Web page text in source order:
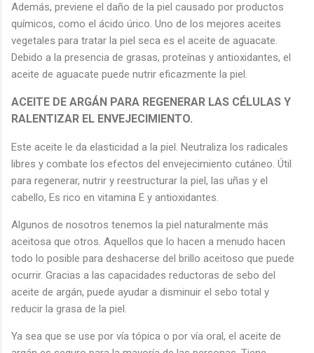
Además, previene el daño de la piel causado por productos
químicos, como el ácido úrico. Uno de los mejores aceites
vegetales para tratar la piel seca es el aceite de aguacate.
Debido a la presencia de grasas, proteínas y antioxidantes, el
aceite de aguacate puede nutrir eficazmente la piel.
ACEITE DE ARGÁN PARA REGENERAR LAS CÉLULAS Y
RALENTIZAR EL ENVEJECIMIENTO.
Este aceite le da elasticidad a la piel. Neutraliza los radicales
libres y combate los efectos del envejecimiento cutáneo. Útil
para regenerar, nutrir y reestructurar la piel, las uñas y el
cabello, Es rico en vitamina E y antioxidantes.
Algunos de nosotros tenemos la piel naturalmente más
aceitosa que otros. Aquellos que lo hacen a menudo hacen
todo lo posible para deshacerse del brillo aceitoso que puede
ocurrir. Gracias a las capacidades reductoras de sebo del
aceite de argán, puede ayudar a disminuir el sebo total y
reducir la grasa de la piel.
Ya sea que se use por vía tópica o por vía oral, el aceite de